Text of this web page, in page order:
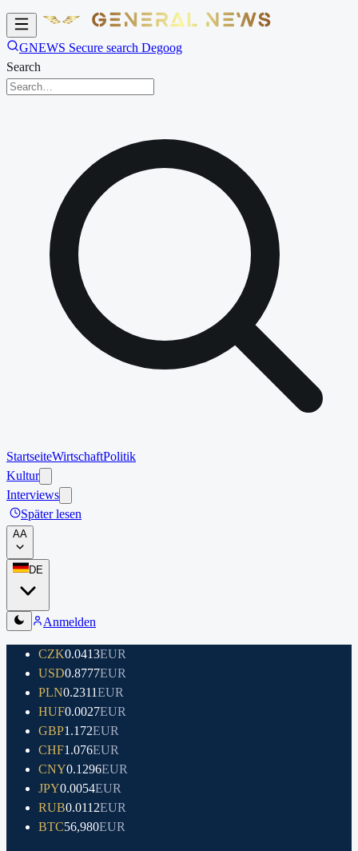
GNEWS Secure search Degoog
Search
StartseiteWirtschaftPolitik
Kultur
Interviews
Später lesen
AA
DE
Anmelden
CZK0.0413EUR
USD0.8777EUR
PLN0.2311EUR
HUF0.0027EUR
GBP1.172EUR
CHF1.076EUR
CNY0.1296EUR
JPY0.0054EUR
RUB0.0112EUR
BTC56,980EUR